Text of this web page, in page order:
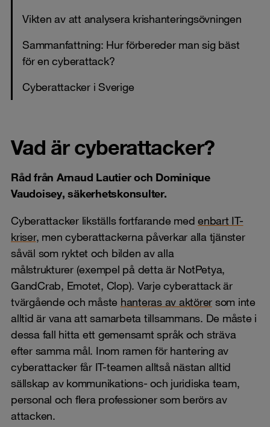
Vikten av att analysera krishanteringsövningen
Sammanfattning: Hur förbereder man sig bäst
för en cyberattack?
Cyberattacker i Sverige
Vad är cyberattacker?
Råd från Arnaud Lautier och Dominique
Vaudoisey, säkerhetskonsulter.
Cyberattacker likställs fortfarande med enbart IT-
kriser, men cyberattackerna påverkar alla tjänster
såväl som ryktet och bilden av alla
målstrukturer (exempel på detta är NotPetya,
GandCrab, Emotet, Clop). Varje cyberattack är
tvärgående och måste hanteras av aktörer som inte
alltid är vana att samarbeta tillsammans. De måste i
dessa fall hitta ett gemensamt språk och sträva
efter samma mål. Inom ramen för hantering av
cyberattacker får IT-teamen alltså nästan alltid
sällskap av kommunikations- och juridiska team,
personal och flera professioner som berörs av
attacken.